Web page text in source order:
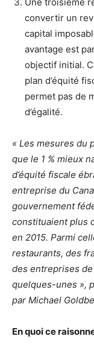
convertir un
capital
avantage est
objectif initial.
plan d’équité
permet pas de
d’égalité.
« Les mesures du
que le 1 % mieux
d’équité fiscale
entreprise du
gouvernement
constituaient plus
en 2015. Parmi
restaurants, des
des entreprises
quelques-unes »,
par Michael
En quoi ce